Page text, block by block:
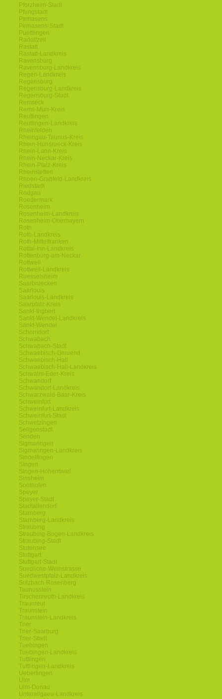
Pforzheim-Stadt
Pfungstadt
Pirmasens
Pirmasens-Stadt
Puettlingen
Radolfzell
Rastatt
Rastatt-Landkreis
Ravensburg
Ravensburg-Landkreis
Regen-Landkreis
Regensburg
Regensburg-Landkreis
Regensburg-Stadt
Remseck
Rems-Murr-Kreis
Reutlingen
Reutlingen-Landkreis
Rheinfelden
Rheingau-Taunus-Kreis
Rhein-Hunsrueck-Kreis
Rhein-Lahn-Kreis
Rhein-Neckar-Kreis
Rhein-Pfalz-Kreis
Rheinstetten
Rhoen-Grabfeld-Landkreis
Riedstadt
Rodgau
Roedermark
Rosenheim
Rosenheim-Landkreis
Rosenheim-Oberbayern
Roth
Roth-Landkreis
Roth-Mittelfranken
Rottal-Inn-Landkreis
Rottenburg-am-Neckar
Rottweil
Rottweil-Landkreis
Ruesselsheim
Saarbruecken
Saarlouis
Saarlouis-Landkreis
Saarpfalz-Kreis
Sankt-Ingbert
Sankt-Wendel-Landkreis
Sankt-Wendel
Schorndorf
Schwabach
Schwabach-Stadt
Schwaebisch-Gmuend
Schwaebisch-Hall
Schwaebisch-Hall-Landkreis
Schwalm-Eder-Kreis
Schwandorf
Schwandorf-Landkreis
Schwarzwald-Baar-Kreis
Schweinfurt
Schweinfurt-Landkreis
Schweinfurt-Stadt
Schwetzingen
Seligenstadt
Senden
Sigmaringen
Sigmaringen-Landkreis
Sindelfingen
Singen
Singen-Hohentwiel
Sinsheim
Sonthofen
Speyer
Speyer-Stadt
Stadtallendorf
Starnberg
Starnberg-Landkreis
Straubing
Straubing-Bogen-Landkreis
Straubing-Stadt
Stutensee
Stuttgart
Stuttgart-Stadt
Suedliche-Weinstrasse
Suedwestpfalz-Landkreis
Sulzbach-Rosenberg
Taunusstein
Tirschenreuth-Landkreis
Traunreut
Traunstein
Traunstein-Landkreis
Trier
Trier-Saarburg
Trier-Stadt
Tuebingen
Tuebingen-Landkreis
Tuttlingen
Tuttlingen-Landkreis
Ueberlingen
Ulm
Ulm-Donau
Unterallgaeu-Landkreis